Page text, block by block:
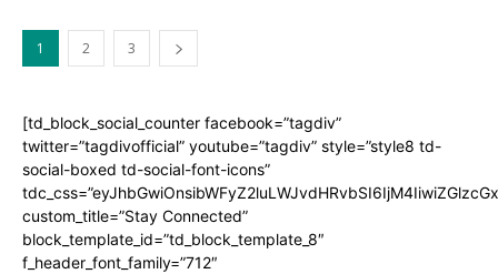
1 2 3
[td_block_social_counter facebook=”tagdiv”
twitter=”tagdivofficial” youtube=”tagdiv” style=”style8 td-
social-boxed td-social-font-icons”
custom_title=”Stay Connected”
block_template_id=”td_block_template_8″
f_header_font_family=”712″